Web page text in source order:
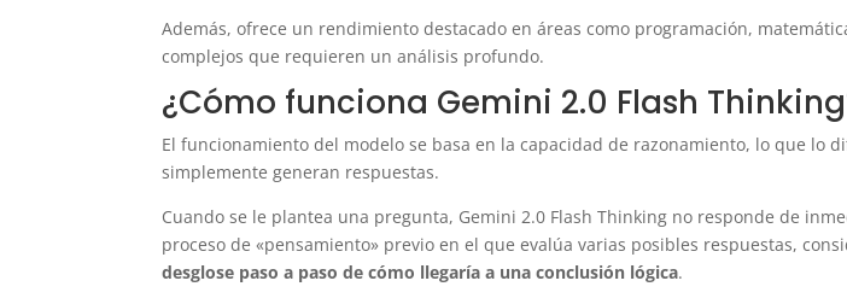
Además, ofrece un rendimiento destacado en áreas como programación,
complejos que requieren un análisis profundo.
¿Cómo funciona Gemini 2.0 Flash
El funcionamiento del modelo se basa en la capacidad de razonamiento, lo que lo
simplemente generan respuestas.
Cuando se le plantea una pregunta, Gemini 2.0 Flash Thinking no responde de
proceso de «pensamiento» previo en el que evalúa varias posibles respuestas,
desglose paso a paso de cómo llegaría a una conclusión lógica.